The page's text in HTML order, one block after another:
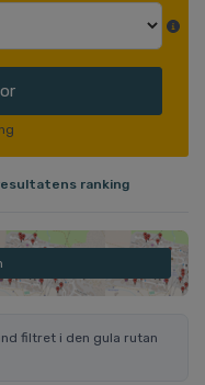
ranking
filtret i den gula rutan